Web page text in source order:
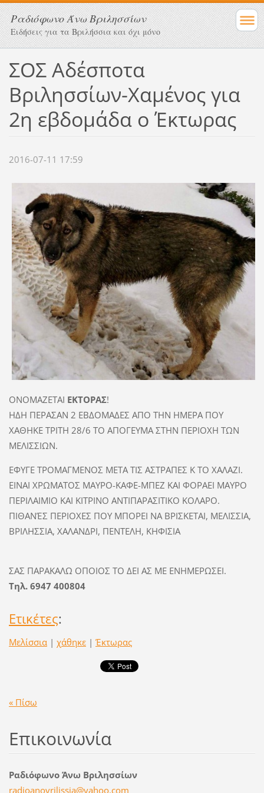
Ραδιόφωνο Άνω Βριλησσίων
Ειδήσεις για τα Βριλήσσια και όχι μόνο
ΣΟΣ Αδέσποτα
Βριλησσίων-Χαμένος για
2η εβδομάδα ο Έκτωρας
2016-07-11 17:59
ΟΝΟΜΑΖΕΤΑΙ ΕΚΤΟΡΑΣ!
ΗΔΗ ΠΕΡΑΣΑΝ 2 ΕΒΔΟΜΑΔΕΣ ΑΠΟ ΤΗΝ ΗΜΕΡΑ ΠΟΥ
ΧΑΘΗΚΕ ΤΡΙΤΗ 28/6 ΤΟ ΑΠΟΓΕΥΜΑ ΣΤΗΝ ΠΕΡΙΟΧΗ ΤΩΝ
ΜΕΛΙΣΣΙΩΝ.
ΕΦΥΓΕ ΤΡΟΜΑΓΜΕΝΟΣ ΜΕΤΑ ΤΙΣ ΑΣΤΡΑΠΕΣ Κ ΤΟ ΧΑΛΑΖΙ.
ΕΙΝΑΙ ΧΡΩΜΑΤΟΣ ΜΑΥΡΟ-ΚΑΦΕ-ΜΠΕΖ ΚΑΙ ΦΟΡΑΕΙ ΜΑΥΡΟ
ΠΕΡΙΛΑΙΜΙΟ ΚΑΙ ΚΙΤΡΙΝΟ ΑΝΤΙΠΑΡΑΣΙΤΙΚΟ ΚΟΛΑΡΟ.
ΠΙΘΑΝΈΣ ΠΕΡΙΟΧΕΣ ΠΟΥ ΜΠΟΡΕΙ ΝΑ ΒΡΙΣΚΕΤΑΙ, ΜΕΛΙΣΣΙΑ,
ΒΡΙΛΗΣΣΙΑ, ΧΑΛΑΝΔΡΙ, ΠΕΝΤΕΛΗ, ΚΗΦΙΣΙΑ
ΣΑΣ ΠΑΡΑΚΑΛΩ ΟΠΟΙΟΣ ΤΟ ΔΕΙ ΑΣ ΜΕ ΕΝΗΜΕΡΩΣΕΙ.
Τηλ. 6947 400804
Ετικέτες:
Μελίσσια | χάθηκε | Έκτωρας
« Πίσω
Επικοινωνία
Ραδιόφωνο Άνω Βριλησσίων
radioanovrilissia@yahoo.com